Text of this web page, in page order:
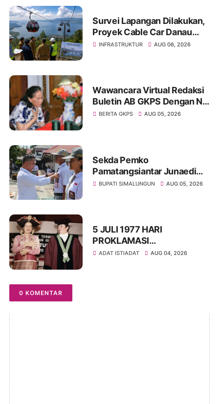
Survei Lapangan Dilakukan,
Proyek Cable Car Danau
Toba Masih Terkendala
INFRASTRUKTUR AUG 06, 2026
Wawancara Virtual Redaksi
Buletin AB GKPS Dengan Ny
St RK Purba Pakpak Boru
BERITA GKPS AUG 05, 2026
Sekda Pemko
Pamatangsiantar Junaedi
Pembina Upacara
BUPATI SIMALUNGUN AUG 05, 2026
5 JULI 1977 HARI
PROKLAMASI
KEMERDEKAAN BAHASA
ADAT ISTIADAT AUG 04, 2026
0 KOMENTAR